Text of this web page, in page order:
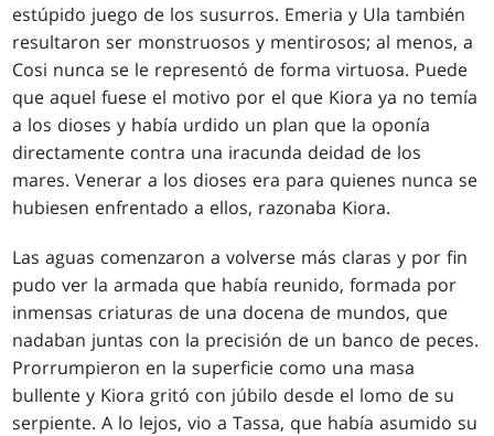
estúpido juego de los susurros. Emeria y Ula también
resultaron ser monstruosos y mentirosos; al menos, a
Cosi nunca se le representó de forma virtuosa. Puede
que aquel fuese el motivo por el que Kiora ya no temía
a los dioses y había urdido un plan que la oponía
directamente contra una iracunda deidad de los
mares. Venerar a los dioses era para quienes nunca se
hubiesen enfrentado a ellos, razonaba Kiora.
Las aguas comenzaron a volverse más claras y por fin
pudo ver la armada que había reunido, formada por
inmensas criaturas de una docena de mundos, que
nadaban juntas con la precisión de un banco de peces.
Prorrumpieron en la superficie como una masa
bullente y Kiora gritó con júbilo desde el lomo de su
serpiente. A lo lejos, vio a Tassa, que había asumido su